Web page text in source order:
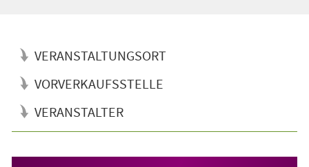
VERANSTALTUNGSORT
VORVERKAUFSSTELLE
VERANSTALTER